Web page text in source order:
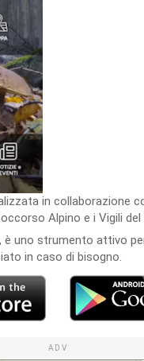
in collaborazione
Alpino e i Vigili del
è uno strumento attivo
in caso di bisogno.
ADV